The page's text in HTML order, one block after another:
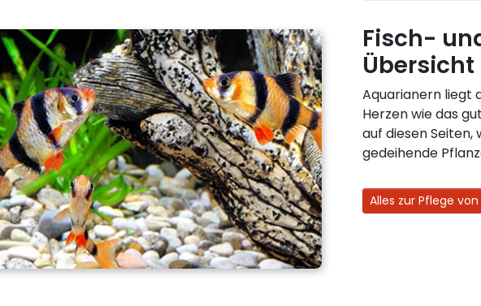
Fisch-
Übersicht
Aquarianern liegt
Herzen wie das
auf diesen Seiten,
gedeihende
Alles zur Pflege